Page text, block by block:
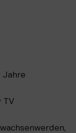
Jahre
TV